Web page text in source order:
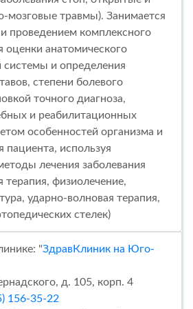
мозговые травмы). Занимается
проведением комплексного
оценки анатомического
системы и определения
степени болевого
точного диагноза,
и реабилитационных
особенностей организма и
пациента, используя
лечения заболевания
терапия, физиолечение,
ударно-волновая терапия,
стелек)
"ЗдравКлиник на Юго-
д. 105, корп. 4
156-35-22